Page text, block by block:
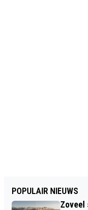
POPULAIR NIEUWS
Zoveel